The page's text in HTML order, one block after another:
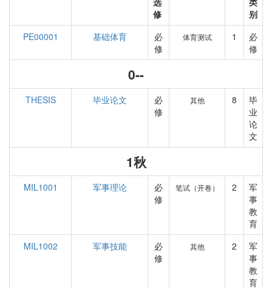
修
别
PE00001
基础体育
必
修
体育测试 1
必
修
0--
THESIS 毕业论文
必
修
其他 8
毕
业
论
文
1秋
MIL1001 军事理论
必
修
笔试（开卷） 2
军
事
教
育
MIL1002
军事技能
必
修
其他 2
军
事
教
育